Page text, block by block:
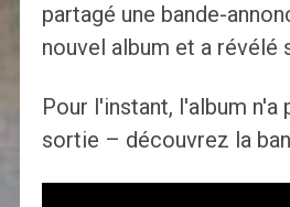
partagé une bande-
nouvel album et a révélé
Pour l'instant, l'album n'a
sortie – découvrez la